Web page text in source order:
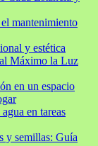
mantenimiento
y estética
Máximo la Luz
en un espacio
en tareas
y semillas: Guía